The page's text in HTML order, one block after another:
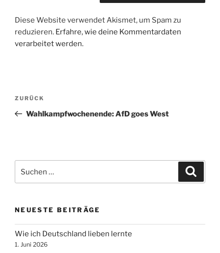
Diese Website verwendet Akismet, um Spam zu
reduzieren. Erfahre, wie deine Kommentardaten
verarbeitet werden.
Beitragsnavigation
Vorheriger
Beitrag
ZURÜCK
Wahlkampfwochenende: AfD goes West
nach:
NEUESTE BEITRÄGE
Wie ich Deutschland lieben lernte
1. Juni 2026